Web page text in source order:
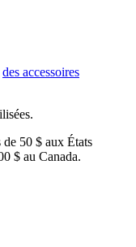
des accessoires
50 $ aux États
$ au Canada.